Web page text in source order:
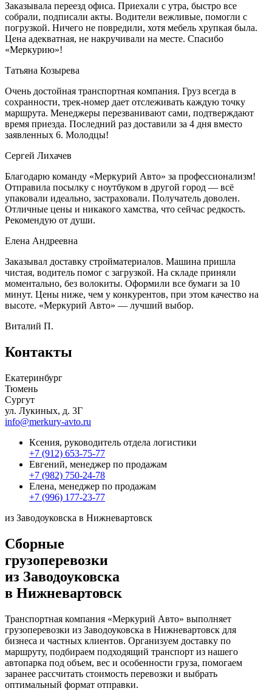
Заказывала переезд офиса. Приехали с утра, быстро все
собрали, подписали акты. Водители вежливые, помогли с
погрузкой. Ничего не повредили, хотя мебель хрупкая была.
Цена адекватная, не накручивали на месте. Спасибо
«Меркурию»!
Татьяна Козырева
Очень достойная транспортная компания. Груз всегда в
сохранности, трек-номер дает отслеживать каждую точку
маршрута. Менеджеры перезванивают сами, подтверждают
время приезда. Последний раз доставили за 4 дня вместо
заявленных 6. Молодцы!
Сергей Лихачев
Благодарю команду «Меркурий Авто» за профессионализм!
Отправила посылку с ноутбуком в другой город — всё
упаковали идеально, застраховали. Получатель доволен.
Отличные цены и никакого хамства, что сейчас редкость.
Рекомендую от души.
Елена Андреевна
Заказывал доставку стройматериалов. Машина пришла
чистая, водитель помог с загрузкой. На складе приняли
моментально, без волокиты. Оформили все бумаги за 10
минут. Цены ниже, чем у конкурентов, при этом качество на
высоте. «Меркурий Авто» — лучший выбор.
Виталий П.
Контакты
Екатеринбург
Тюмень
Сургут
ул. Лукиных, д. 3Г
info@merkury-avto.ru
Ксения, руководитель отдела логистики
+7 (912) 653-75-77
Евгений, менеджер по продажам
+7 (982) 750-24-78
Елена, менеджер по продажам
+7 (996) 177-23-77
из Заводоуковска в Нижневартовск
Сборные
грузоперевозки
из Заводоуковска
в Нижневартовск
Транспортная компания «Меркурий Авто» выполняет
грузоперевозки из Заводоуковска в Нижневартовск для
бизнеса и частных клиентов. Организуем доставку по
маршруту, подбираем подходящий транспорт из нашего
автопарка под объем, вес и особенности груза, помогаем
заранее рассчитать стоимость перевозки и выбрать
оптимальный формат отправки.